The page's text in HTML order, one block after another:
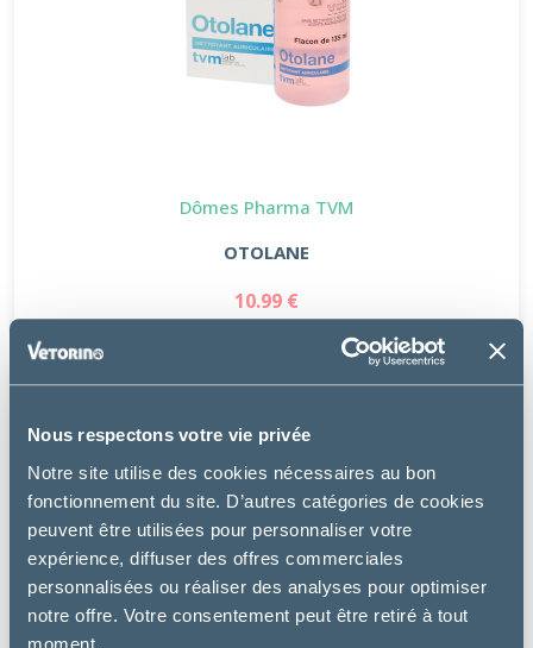
Nous respectons votre vie privée
Notre site utilise des cookies nécessaires au bon
fonctionnement du site. D’autres catégories de cookies
peuvent être utilisées pour personnaliser votre
expérience, diffuser des offres commerciales
personnalisées ou réaliser des analyses pour optimiser
notre offre. Votre consentement peut être retiré à tout
moment.
Dômes Pharma TVM
OTOLANE
10.99 €